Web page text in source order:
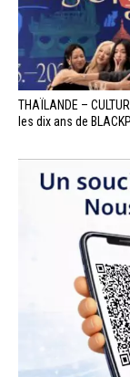
THAÏLANDE –
les dix ans de